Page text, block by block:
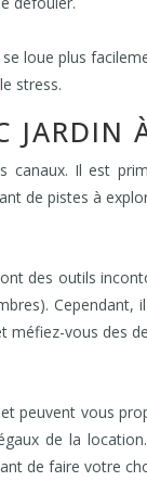
loue plus
stress.
JARDIN
Il est
de pistes à
des outils
vous des
peuvent vous
de la
de faire votre